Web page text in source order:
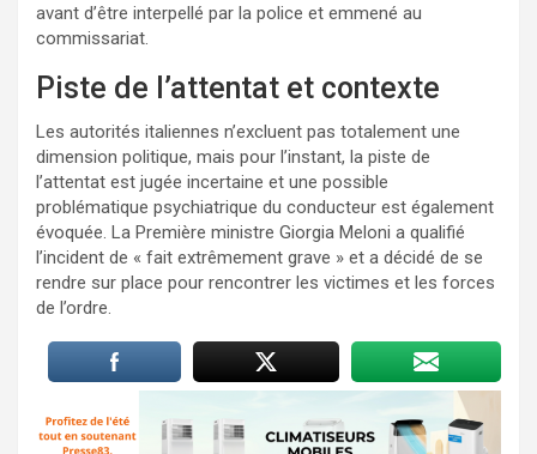
avant d’être interpellé par la police et emmené au
commissariat.
Piste de l’attentat et contexte
Les autorités italiennes n’excluent pas totalement une
dimension politique, mais pour l’instant, la piste de
l’attentat est jugée incertaine et une possible
problématique psychiatrique du conducteur est également
évoquée. La Première ministre Giorgia Meloni a qualifié
l’incident de « fait extrêmement grave » et a décidé de se
rendre sur place pour rencontrer les victimes et les forces
de l’ordre.